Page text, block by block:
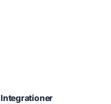
Integrationer